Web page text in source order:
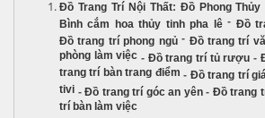
Đồ Trang Trí Nội Thất: Đồ Phong Thủy
Bình cắm hoa thủy tinh pha lê- Đồ
Đồ trang trí phong ngủ- Đồ trang trí
phòng làm việc - Đồ trang trí tủ rượu -
trang trí bàn trang điểm - Đồ trang trí
tivi -Đồ trang trí góc an yên- Đồ trang
trí bàn làm việc